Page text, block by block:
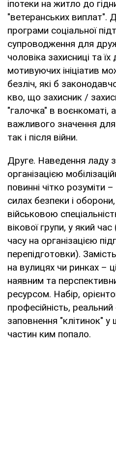
іпотеки на житло до
"ветеранських виплат".
програми соціальної
супроводження для
чоловіка захисниці та їх
мотивуючих ініціатив
безліч, які б
кво, що захисник /
"галочка" в
важливого значення
так і після війни.
Друге. Наведення ладу
організацією
повинні чітко розуміти
силах безпеки і
військовою
вікової групи, у який
часу на організацією
перепідготовки).
на вулицях чи ринках –
наявним та
ресурсом. Набір,
професійність,
заповнення "клітинок"
частин ким попало.